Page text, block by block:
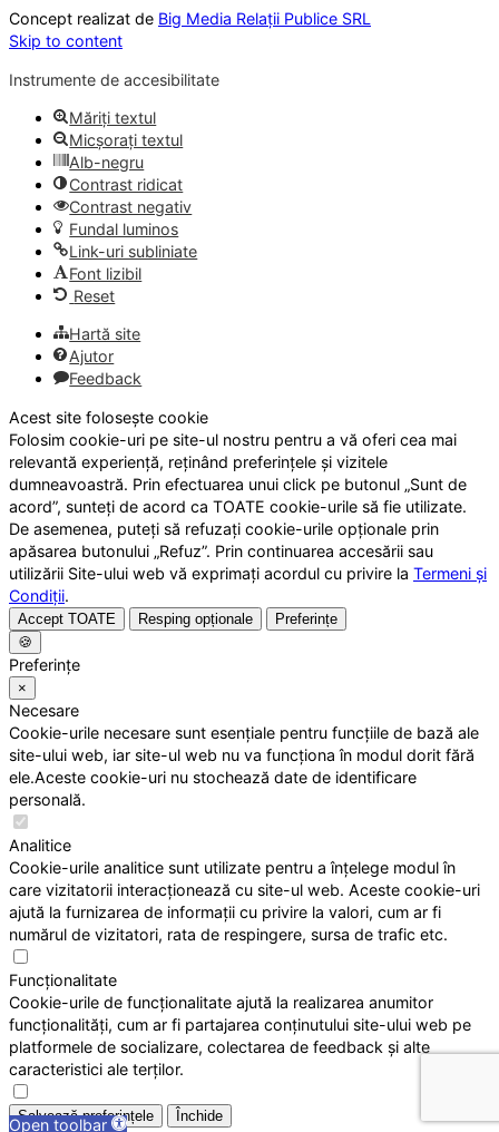
Concept realizat de Big Media Relații Publice SRL
Skip to content
Open toolbar
Instrumente de accesibilitate
Măriți textul
Micșorați textul
Alb-negru
Contrast ridicat
Contrast negativ
Fundal luminos
Link-uri subliniate
Font lizibil
Reset
Hartă site
Ajutor
Feedback
Acest site folosește cookie
Folosim cookie-uri pe site-ul nostru pentru a vă oferi cea mai
relevantă experiență, reținând preferințele și vizitele
dumneavoastră. Prin efectuarea unui click pe butonul „Sunt de
acord”, sunteți de acord ca TOATE cookie-urile să fie utilizate.
De asemenea, puteți să refuzați cookie-urile opționale prin
apăsarea butonului „Refuz”. Prin continuarea accesării sau
utilizării Site-ului web vă exprimați acordul cu privire la Termeni și
Condiții.
Accept TOATE Resping opționale
Preferințe
🍪
Preferințe
×
Necesare
Cookie-urile necesare sunt esențiale pentru funcțiile de bază ale
site-ului web, iar site-ul web nu va funcționa în modul dorit fără
ele.Aceste cookie-uri nu stochează date de identificare
personală.
Analitice
Cookie-urile analitice sunt utilizate pentru a înțelege modul în
care vizitatorii interacționează cu site-ul web. Aceste cookie-uri
ajută la furnizarea de informații cu privire la valori, cum ar fi
numărul de vizitatori, rata de respingere, sursa de trafic etc.
Funcționalitate
Cookie-urile de funcționalitate ajută la realizarea anumitor
funcționalități, cum ar fi partajarea conținutului site-ului web pe
platformele de socializare, colectarea de feedback și alte
caracteristici ale terților.
Salvează preferințele Închide